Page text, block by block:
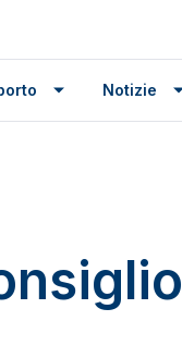
Notizie